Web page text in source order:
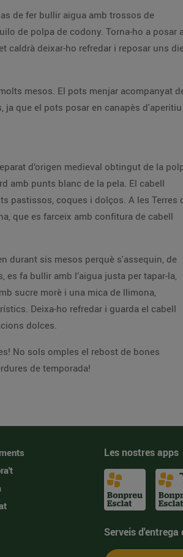
de fer bullir aigua amb trossos de
de polpa de codony. Torna-ho a posar
caldrà deixar-ho refredar i reposar uns
mesos. El pots menjar acompanyat
ja que el pots posar en canapès
d’origen medieval obtingut de la
amb punts blanc de la pela. El cabell
pastissos, coques i dolços. A les Terres
que es farceix amb confitura de cabell
durant sis mesos perquè s'assequin, de
fa bullir amb l’aigua justa per tapar-la,
sucre morè i una mica de llimona,
Deixa-ho refredar i guarda el cabell
dolces.
No sols omples el rebost de bones
de temporada!
Les nostres apps
Serveis